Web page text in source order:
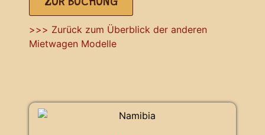
>>> Zurück zum Überblick der anderen
Mietwagen Modelle